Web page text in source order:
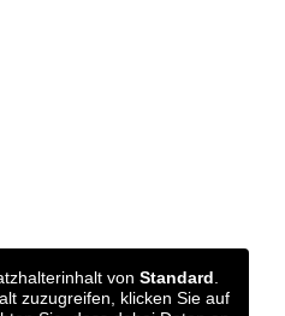
von Standard
zuzugreifen, klicken Sie auf